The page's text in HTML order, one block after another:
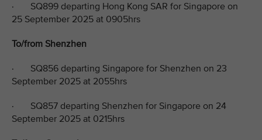
· SQ899 departing Hong Kong SAR for Singapore on
25 September 2025 at 0905hrs
To/from Shenzhen
· SQ856 departing Singapore for Shenzhen on 23
September 2025 at 2055hrs
· SQ857 departing Shenzhen for Singapore on 24
September 2025 at 0215hrs